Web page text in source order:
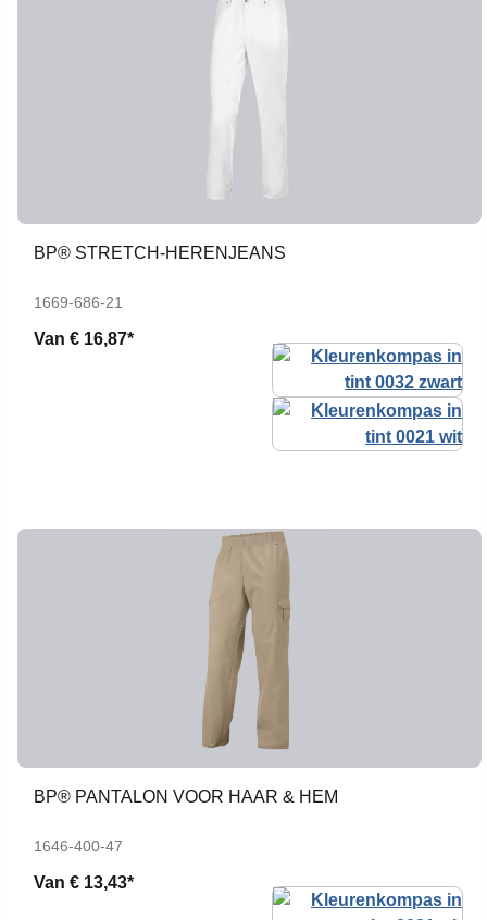
BP® STRETCH-HERENJEANS
1669-686-21
Van € 16,87*
BP® PANTALON VOOR HAAR & HEM
1646-400-47
Van € 13,43*